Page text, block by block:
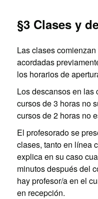
§3 Clases y
Las clases
acordadas
los horarios de
Los descansos en las
cursos de 3 horas no
cursos de 2 horas no
El profesorado se
clases, tanto en línea
explica en su caso
minutos después del
hay profesor/a en el
en recepción.